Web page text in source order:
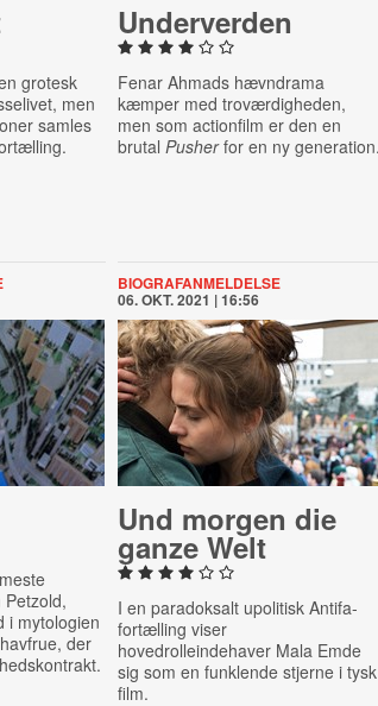
grotesk
men
samles
Un­der­ver­den
Fenar Ahmads hævndrama
kæmper med troværdigheden,
men som actionfilm er den en
brutal Pusherfor en ny
i mytologien
der
BIOGRAFANMELDELSE
06. OKT. 2021 | 16:56
Und morgen die
ganze Welt
I en paradoksalt upolitisk Antifa-
fortælling viser
hovedrolleindehaver Mala Emde
sig som en funklende stjerne i tysk
film.